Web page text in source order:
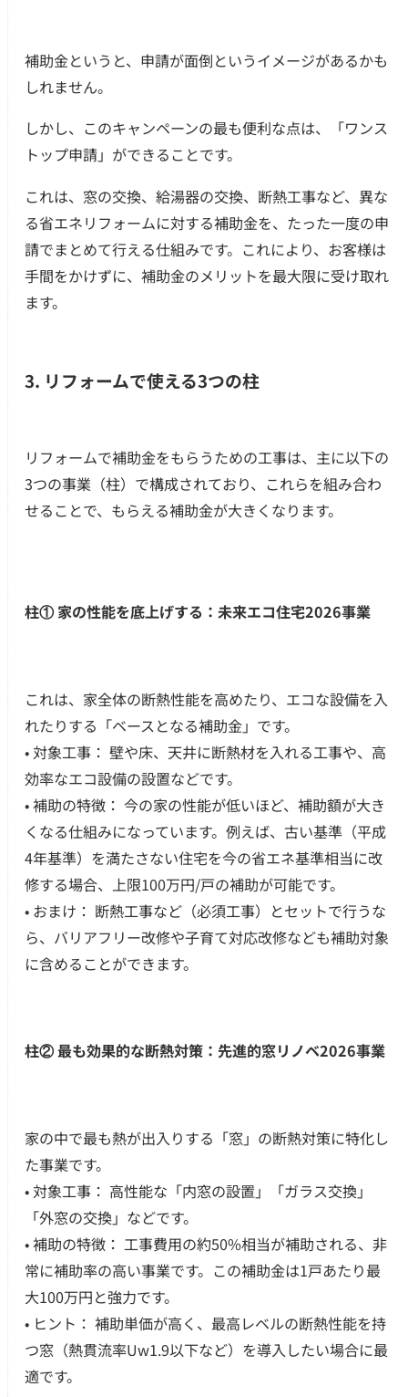
補助金というと、申請が面倒というイメージがあるかも
しれません。
しかし、このキャンペーンの最も便利な点は、「ワンス
トップ申請」ができることです。
これは、窓の交換、給湯器の交換、断熱工事など、異な
る省エネリフォームに対する補助金を、たった一度の申
請でまとめて行える仕組みです。これにより、お客様は
手間をかけずに、補助金のメリットを最大限に受け取れ
ます。
3. リフォームで使える3つの柱
リフォームで補助金をもらうための工事は、主に以下の
3つの事業（柱）で構成されており、これらを組み合わ
せることで、もらえる補助金が大きくなります。
柱① 家の性能を底上げする：未来エコ住宅2026事業
これは、家全体の断熱性能を高めたり、エコな設備を入
れたりする「ベースとなる補助金」です。
• 対象工事： 壁や床、天井に断熱材を入れる工事や、高
効率なエコ設備の設置などです。
• 補助の特徴： 今の家の性能が低いほど、補助額が大き
くなる仕組みになっています。例えば、古い基準（平成
4年基準）を満たさない住宅を今の省エネ基準相当に改
修する場合、上限100万円/戸の補助が可能です。
• おまけ： 断熱工事など（必須工事）とセットで行うな
ら、バリアフリー改修や子育て対応改修なども補助対象
に含めることができます。
柱② 最も効果的な断熱対策：先進的窓リノベ2026事業
家の中で最も熱が出入りする「窓」の断熱対策に特化し
た事業です。
• 対象工事： 高性能な「内窓の設置」「ガラス交換」
「外窓の交換」などです。
• 補助の特徴： 工事費用の約50%相当が補助される、非
常に補助率の高い事業です。この補助金は1戸あたり最
大100万円と強力です。
• ヒント： 補助単価が高く、最高レベルの断熱性能を持
つ窓（熱貫流率Uw1.9以下など）を導入したい場合に最
適です。